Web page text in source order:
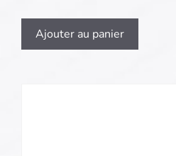
Ajouter au panier